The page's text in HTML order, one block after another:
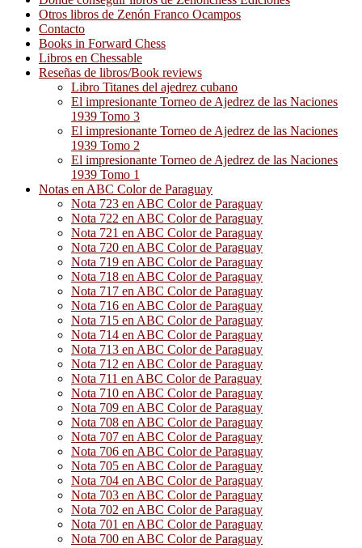
Otros libros de Zenón Franco Ocampos
Contacto
Books in Forward Chess
Libros en Chessable
Reseñas de libros/Book reviews
Libro Titanes del ajedrez cubano
El impresionante Torneo de Ajedrez de las Naciones
1939 Tomo 3
El impresionante Torneo de Ajedrez de las Naciones
1939 Tomo 2
El impresionante Torneo de Ajedrez de las Naciones
1939 Tomo 1
Notas en ABC Color de Paraguay
Nota 723 en ABC Color de Paraguay
Nota 722 en ABC Color de Paraguay
Nota 721 en ABC Color de Paraguay
Nota 720 en ABC Color de Paraguay
Nota 719 en ABC Color de Paraguay
Nota 718 en ABC Color de Paraguay
Nota 717 en ABC Color de Paraguay
Nota 716 en ABC Color de Paraguay
Nota 715 en ABC Color de Paraguay
Nota 714 en ABC Color de Paraguay
Nota 713 en ABC Color de Paraguay
Nota 712 en ABC Color de Paraguay
Nota 711 en ABC Color de Paraguay
Nota 710 en ABC Color de Paraguay
Nota 709 en ABC Color de Paraguay
Nota 708 en ABC Color de Paraguay
Nota 707 en ABC Color de Paraguay
Nota 706 en ABC Color de Paraguay
Nota 705 en ABC Color de Paraguay
Nota 704 en ABC Color de Paraguay
Nota 703 en ABC Color de Paraguay
Nota 702 en ABC Color de Paraguay
Nota 701 en ABC Color de Paraguay
Nota 700 en ABC Color de Paraguay